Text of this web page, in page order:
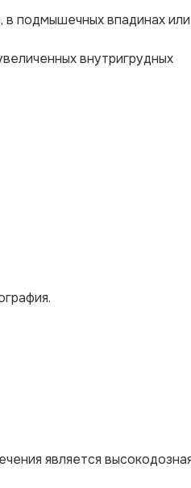
подмышечных впадинах или
внутригрудных
является